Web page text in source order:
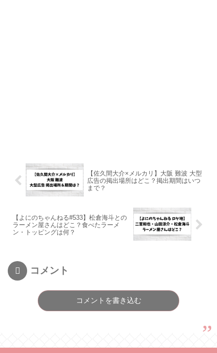
【佐久間大介×メルカリ】大阪 難波 大型
広告の掲出場所はどこ？掲出期間はいつ
まで？
【よにのちゃんねる#533】松倉海斗との
ラーメン屋さんはどこ？食べたラーメ
ン・トッピングは何？
コメント
コメントを書き込む